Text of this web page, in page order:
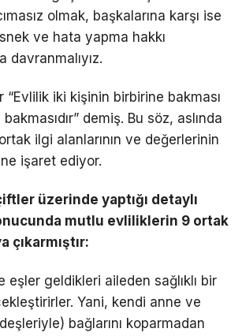
olmak, başkalarına karşı ise
ve hata yapma hakkı
davranmalıyız.
“Evlilik iki kişinin birbirine bakması
demiş. Bu söz, aslında
ilgi alanlarının ve değerlerinin
işaret ediyor.
üzerinde yaptığı detaylı
mutlu evliliklerin 9 ortak
çıkarmıştır:
eşler geldikleri aileden sağlıklı bir
Yani, kendi anne ve
bağlarını koparmadan